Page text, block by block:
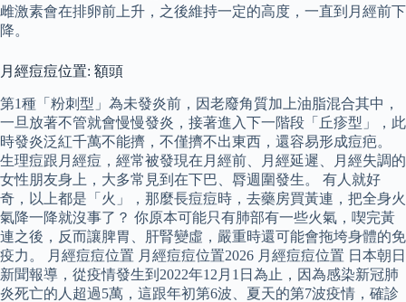
雌激素會在排卵前上升，之後維持一定的高度，一直到月經前下
降。
月經痘痘位置: 額頭
第1種「粉刺型」為未發炎前，因老廢角質加上油脂混合其中，
一旦放著不管就會慢慢發炎，接著進入下一階段「丘疹型」，此
時發炎泛紅千萬不能擠，不僅擠不出東西，還容易形成痘疤。
生理痘跟月經痘，經常被發現在月經前、月經延遲、月經失調的
女性朋友身上，大多常見到在下巴、脣週圍發生。 有人就好
奇，以上都是「火」，那麼長痘痘時，去藥房買黃連，把全身火
氣降一降就沒事了？ 你原本可能只有肺部有一些火氣，喫完黃
連之後，反而讓脾胃、肝腎變虛，嚴重時還可能會拖垮身體的免
疫力。 月經痘痘位置 月經痘痘位置2026 月經痘痘位置 日本朝日
新聞報導，從疫情發生到2022年12月1日為止，因為感染新冠肺
炎死亡的人超過5萬，這跟年初第6波、夏天的第7波疫情，確診